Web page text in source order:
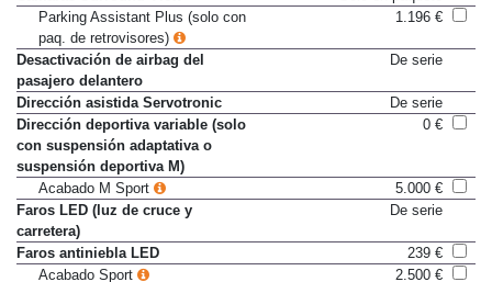
Cámaras Surround View
Sólo en paquete
Parking Assistant Plus (solo con
paq. de retrovisores)
Desactivación de airbag del
pasajero delantero
Dirección asistida Servotronic
De serie
Dirección deportiva variable (solo
con suspensión adaptativa o
suspensión deportiva M)
Acabado M Sport
5.000 €
Faros LED (luz de cruce y
carretera)
Faros antiniebla LED
239 €